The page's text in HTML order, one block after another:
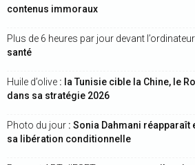
contenus immoraux
Plus de 6 heures par jour devant l’ordinateur
santé
Huile d’olive : la Tunisie cible la Chine, le
dans sa stratégie 2026
Photo du jour : Sonia Dahmani réapparaît
sa libération conditionnelle